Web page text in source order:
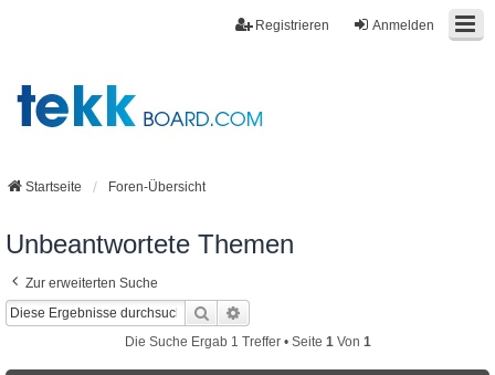
Anmelden
Registrieren
Startseite Foren-Übersicht
Unbeantwortete Themen
Zur erweiterten Suche
Suche
Die Suche Ergab 1 Treffer • Seite 1Von 1